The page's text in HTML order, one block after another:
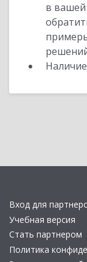
в вашей
Вход для
Учебная версия
Стать партнером
Политика